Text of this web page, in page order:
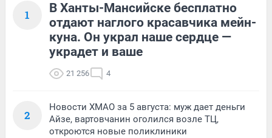
1
В Ханты-Мансийске бесплатно
отдают наглого красавчика мейн-
куна. Он украл наше сердце —
украдет и ваше
21 256 4
2
Новости ХМАО за 5 августа: муж дает деньги
Айзе, вартовчанин оголился возле ТЦ,
откроются новые поликлиники